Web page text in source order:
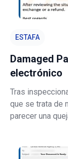
ESTAFA
Damaged
electrónico
Tras
que se trata de
parecer una
dispositivo del